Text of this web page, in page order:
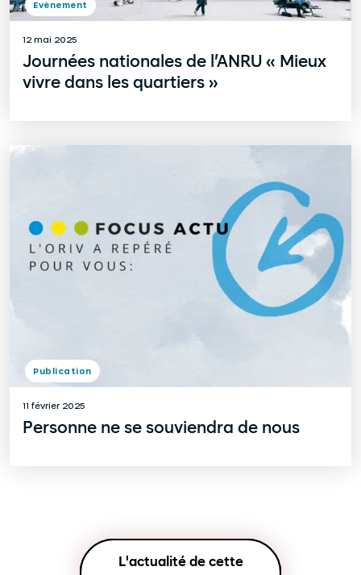
12 mai 2025
Journées nationales de l’ANRU « Mieux
vivre dans les quartiers »
Evènement
11 février 2025
Personne ne se souviendra de nous
Publication
L'actualité de cette